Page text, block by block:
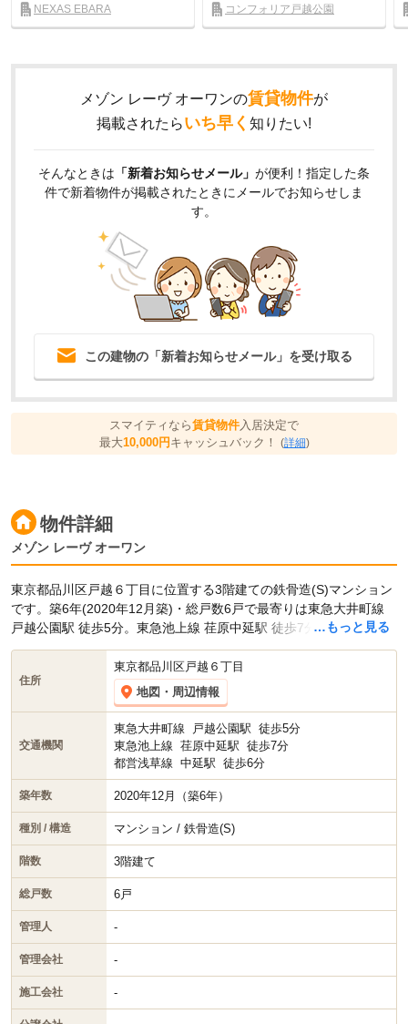
NEXAS EBARA コンフォリア戸越公園
メゾン レーヴ オーワンの賃貸物件が
掲載されたらいち早く 知りたい!
そんなときは 「新着お知らせメール」 が便利！指定した条
件で新着物件が掲載されたときにメールでお知らせしま
す。
この建物の「新着お知らせメール」を受け取る
スマイティなら賃貸物件 入居決定で
最大10,000円キャッシュバック！ (詳細)
物件詳細
メゾン レーヴ オーワン
…もっと見る
東京都品川区戸越６丁目に位置する3階建ての鉄骨造(S)マンション
です。築6年(2020年12月築)・総戸数6戸で最寄りは東急大井町線
戸越公園駅 徒歩5分。東急池上線 荏原中延駅 徒歩7分です。
住所
東京都品川区戸越６丁目
地図・周辺情報
交通機関
東急大井町線 戸越公園駅 徒歩5分
東急池上線 荏原中延駅 徒歩7分
都営浅草線 中延駅 徒歩6分
築年数 2020年12月（築6年）
種別 / 構造 マンション / 鉄骨造(S)
階数 3階建て
総戸数 6戸
管理人 -
管理会社 -
施工会社 -